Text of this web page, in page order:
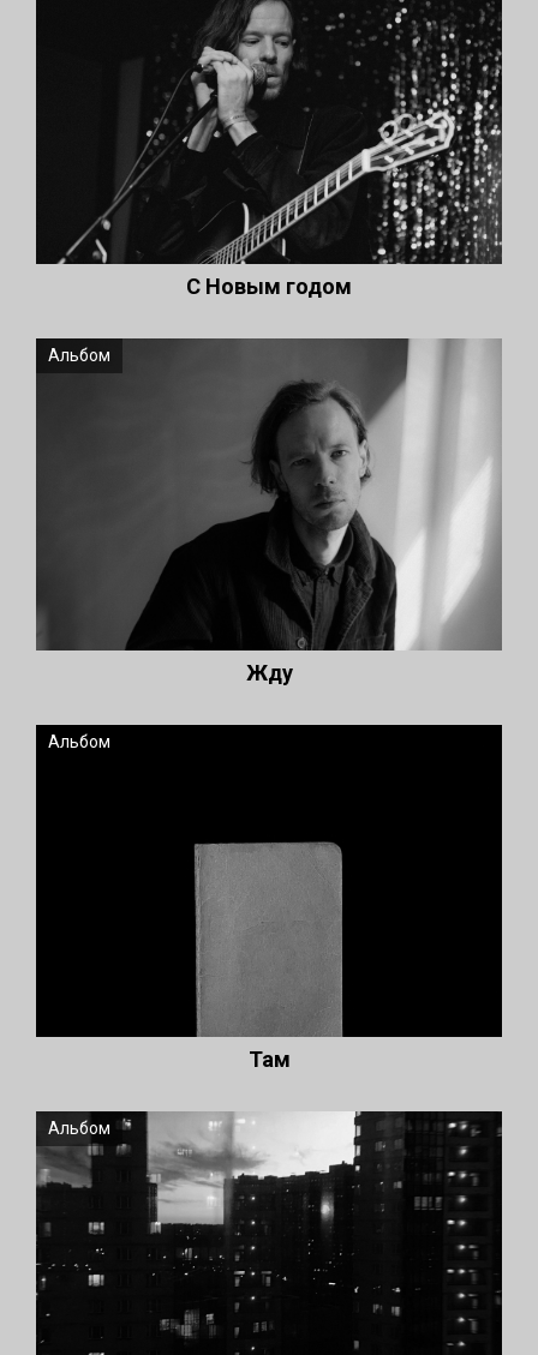
С Новым годом
Альбом
Жду
Альбом
Там
Альбом